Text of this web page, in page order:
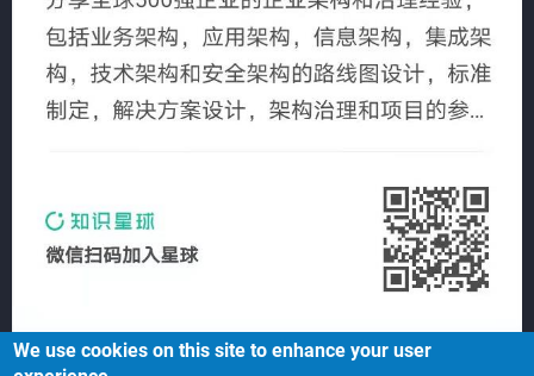
We use cookies on this site to enhance your user